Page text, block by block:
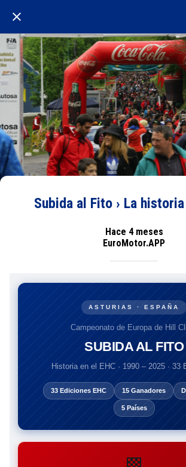
Subida al Fito › La
Hace 4 meses
EuroMotor.APP
ASTURIAS · ESPAÑA
Campeonato de Europa de Hill
SUBIDA AL FITO
Historia en el EHC · 1990 – 2025 · 33
33 Ediciones EHC 15 Ganadores
5 Países